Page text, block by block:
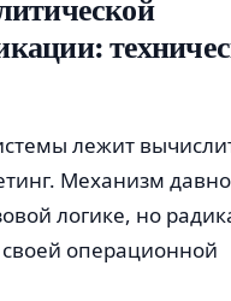
лежит
Механизм давно
логике, но
своей операционной